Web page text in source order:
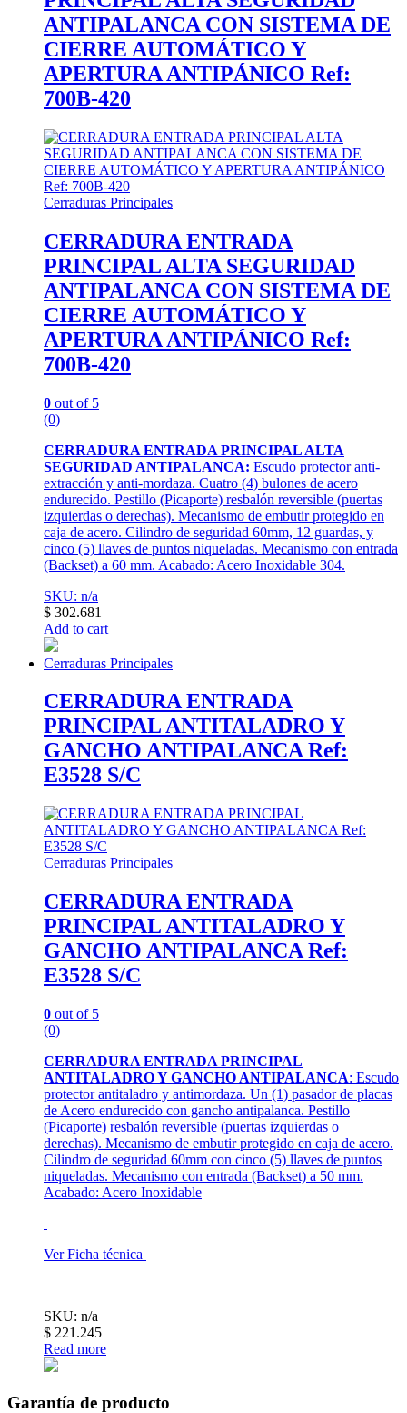
ANTIPALANCA CON SISTEMA DE
CIERRE AUTOMÁTICO Y
APERTURA ANTIPÁNICO Ref:
700B-420
Cerraduras Principales
CERRADURA ENTRADA
PRINCIPAL ALTA SEGURIDAD
ANTIPALANCA CON SISTEMA DE
CIERRE AUTOMÁTICO Y
APERTURA ANTIPÁNICO Ref:
700B-420
0 out of 5
(0)
CERRADURA ENTRADA PRINCIPAL ALTA
SEGURIDAD ANTIPALANCA: Escudo protector anti-
extracción y anti-mordaza. Cuatro (4) bulones de acero
endurecido. Pestillo (Picaporte) resbalón reversible (puertas
izquierdas o derechas). Mecanismo de embutir protegido en
caja de acero. Cilindro de seguridad 60mm, 12 guardas, y
cinco (5) llaves de puntos niqueladas. Mecanismo con entrada
(Backset) a 60 mm. Acabado: Acero Inoxidable 304.
SKU: n/a
$ 302.681
Add to cart
Cerraduras Principales
CERRADURA ENTRADA
PRINCIPAL ANTITALADRO Y
GANCHO ANTIPALANCA Ref:
E3528 S/C
Cerraduras Principales
CERRADURA ENTRADA
PRINCIPAL ANTITALADRO Y
GANCHO ANTIPALANCA Ref:
E3528 S/C
0 out of 5
(0)
CERRADURA ENTRADA PRINCIPAL
ANTITALADRO Y GANCHO ANTIPALANCA: Escudo
protector antitaladro y antimordaza. Un (1) pasador de placas
de Acero endurecido con gancho antipalanca. Pestillo
(Picaporte) resbalón reversible (puertas izquierdas o
derechas). Mecanismo de embutir protegido en caja de acero.
Cilindro de seguridad 60mm con cinco (5) llaves de puntos
niqueladas. Mecanismo con entrada (Backset) a 50 mm.
Acabado: Acero Inoxidable
Ver Ficha técnica
SKU: n/a
$ 221.245
Read more
Garantía de producto